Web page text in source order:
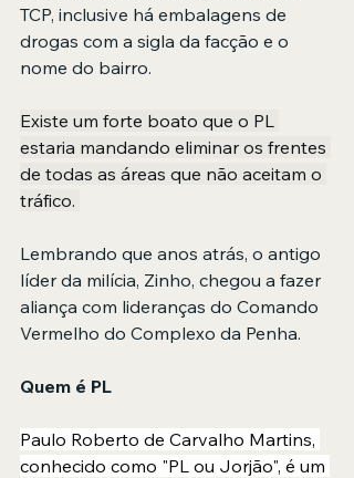
TCP, inclusive há embalagens de
drogas com a sigla da facção e o
nome do bairro.
Existe um forte boato que o PL
estaria mandando eliminar os frentes
de todas as áreas que não aceitam o
tráfico.
Lembrando que anos atrás, o antigo
líder da milícia, Zinho, chegou a fazer
aliança com lideranças do Comando
Vermelho do Complexo da Penha.
Quem é PL
Paulo Roberto de Carvalho Martins,
conhecido como "PL ou Jorjão", é um